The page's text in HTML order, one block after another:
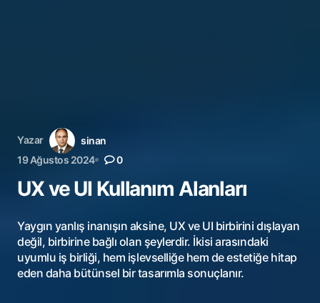
Yazar
sinan
19 Ağustos 2024
0
UX ve UI Kullanım Alanları
Yaygın yanlış inanışın aksine, UX ve UI birbirini dışlayan
değil, birbirine bağlı olan şeylerdir. İkisi arasındaki
uyumlu iş birliği, hem işlevselliğe hem de estetiğe hitap
eden daha bütünsel bir tasarımla sonuçlanır.